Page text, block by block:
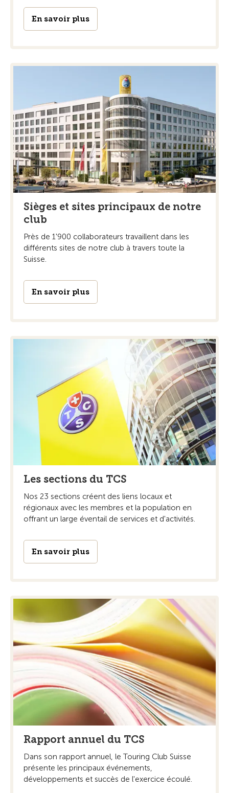
En savoir plus
Sièges et sites principaux de notre
club
Près de 1'900 collaborateurs travaillent dans les
différents sites de notre club à travers toute la
Suisse.
En savoir plus
Les sections du TCS
Nos 23 sections créent des liens locaux et
régionaux avec les membres et la population en
offrant un large éventail de services et d'activités.
En savoir plus
Rapport annuel du TCS
Dans son rapport annuel, le Touring Club Suisse
présente les principaux événements,
développements et succès de l'exercice écoulé.